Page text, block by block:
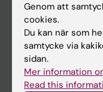
Huvudmeny
Utbildning
Forskarutbildning
Forskning
Genom att
cookies.
Du kan när som
samtycke via
sidan.
Mer information
Read this